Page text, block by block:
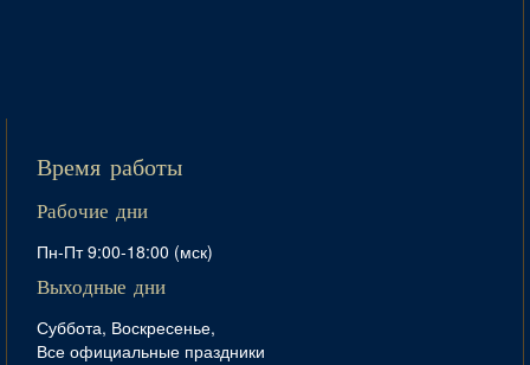
Время работы
Рабочие дни
Пн-Пт 9:00-18:00 (мск)
Выходные дни
Суббота, Воскресенье,
Все официальные праздники